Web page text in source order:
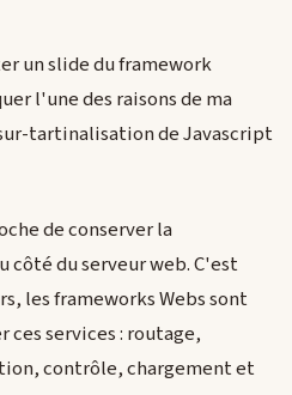
un slide du framework
l'une des raisons de ma
tartinalisation de Javascript
de conserver la
du serveur web. C'est
les frameworks Webs sont
services : routage,
contrôle, chargement et